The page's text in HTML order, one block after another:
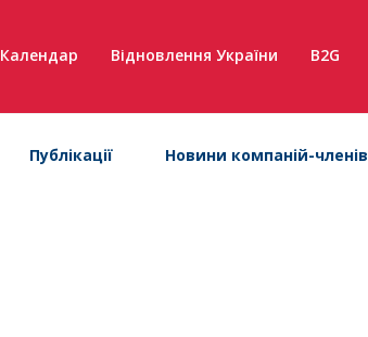
Календар Відновлення України B2G
Публікації Новини компаній-членів